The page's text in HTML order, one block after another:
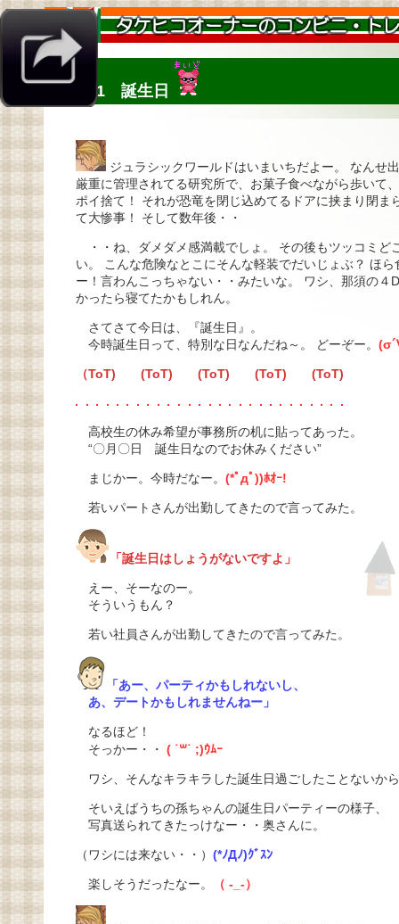
#411 誕生日
ジュラシックワールドはいまいちだよー。 なんせ
厳重に管理されてる研究所で、お菓子食べながら歩いて
ポイ捨て！ それが恐竜を閉じ込めてるドアに挟まり閉ま
て大惨事！ そして数年後・・
・・ね、ダメダメ感満載でしょ。 その後もツッコミど
い。 こんな危険なとこにそんな軽装でだいじょぶ？ ほら
ー！言わんこっちゃない・・みたいな。 ワシ、那須の４
かったら寝てたかもしれん。
さてさて今日は、『誕生日』。
今時誕生日って、特別な日なんだね～。 どーぞー。
（ToT) (ToT) (ToT) (ToT) (ToT)
高校生の休み希望が事務所の机に貼ってあった。
“〇月〇日 誕生日なのでお休みください”
まじかー。今時だなー。 (*ﾟдﾟ))ﾎｵｰ!
若いパートさんが出勤してきたので言ってみた。
「誕生日はしょうがないですよ」
えー、そーなのー。
そういうもん？
若い社員さんが出勤してきたので言ってみた。
「あー、パーティかもしれないし、
あ、デートかもしれませんねー」
なるほど！
そっかー・・ ( ˙꒳˙ ;)ｳﾑｰ
ワシ、そんなキラキラした誕生日過ごしたことないか
そいえばうちの孫ちゃんの誕生日パーティーの様子、
写真送られてきたっけなー・・奥さんに。
（ワシには来ない・・） (*ﾉДﾉ)ｸﾞｽﾝ
楽しそうだったなー。 （ -_-）